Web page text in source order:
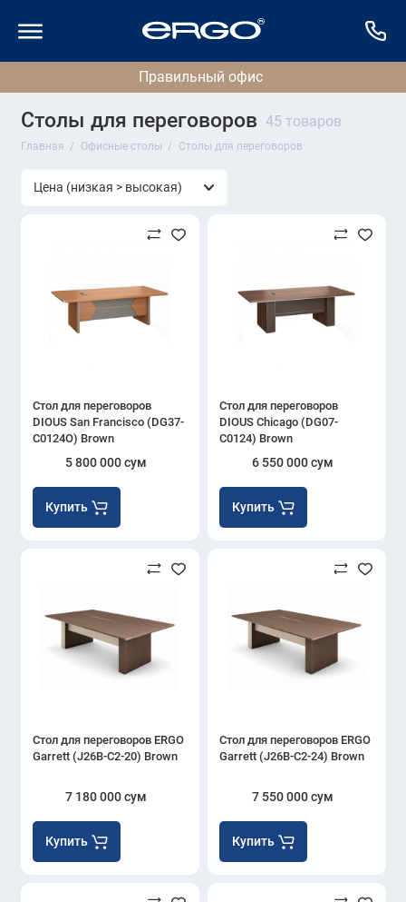
Столы для переговоров 45 товаров
Главная Офисные столы Столы для переговоров
Стол для переговоров
DIOUS San Francisco (DG37-
C0124O) Brown
5 800 000 сум
Купить
Стол для переговоров
DIOUS Chicago (DG07-
C0124) Brown
6 550 000 сум
Купить
Стол для переговоров ERGO
Garrett (J26B-C2-20) Brown
7 180 000 сум
Купить
Стол для переговоров ERGO
Garrett (J26B-C2-24) Brown
7 550 000 сум
Купить